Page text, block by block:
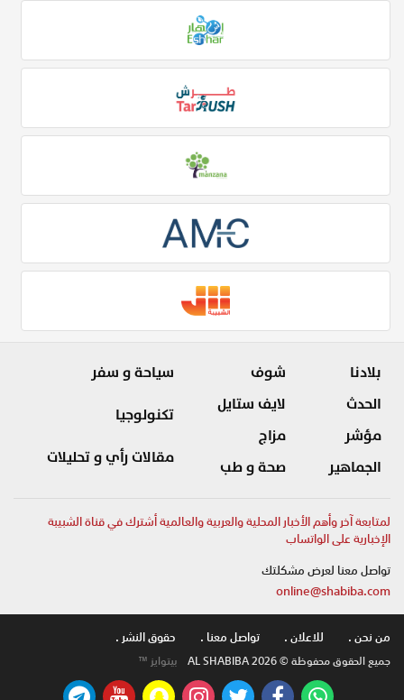
بلادنا
الحدث
مؤشر
الجماهير
شوف
لايف ستايل
مزاج
صحة و طب
سياحة و سفر
تكنولوجيا
مقالات رأي و تحليلات
لمتابعة آخر وأهم الأخبار المحلية والعربية والعالمية أشترك في قناة الشبيبة
الإخبارية على الواتساب
تواصل معنا لعرض مشكلتك
online@shabiba.com
من نحن .
للاعلان . تواصل معنا . حقوق النشر .
جميع الحقوق محفوظة © AL SHABIBA 2026 بيتوايز ™